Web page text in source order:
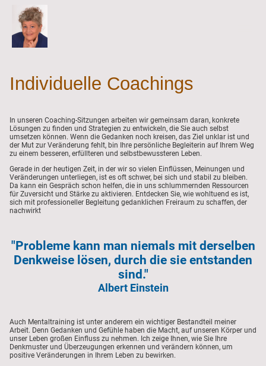
Individuelle Coachings
In unseren Coaching-Sitzungen arbeiten wir gemeinsam daran, konkrete
Lösungen zu finden und Strategien zu entwickeln, die Sie auch selbst
umsetzen können. Wenn die Gedanken noch kreisen, das Ziel unklar ist und
der Mut zur Veränderung fehlt, bin Ihre persönliche Begleiterin auf Ihrem Weg
zu einem besseren, erfüllteren und selbstbewussteren Leben.
Gerade in der heutigen Zeit, in der wir so vielen Einflüssen, Meinungen und
Veränderungen unterliegen, ist es oft schwer, bei sich und stabil zu bleiben.
Da kann ein Gespräch schon helfen, die in uns schlummernden Ressourcen
für Zuversicht und Stärke zu aktivieren. Entdecken Sie, wie wohltuend es ist,
sich mit professioneller Begleitung gedanklichen Freiraum zu schaffen, der
nachwirkt
"Probleme kann man niemals mit derselben
Denkweise lösen, durch die sie entstanden
sind."
Albert Einstein
Auch Mentaltraining ist unter anderem ein wichtiger Bestandteil meiner
Arbeit. Denn Gedanken und Gefühle haben die Macht, auf unseren Körper und
unser Leben großen Einfluss zu nehmen. Ich zeige Ihnen, wie Sie Ihre
Denkmuster und Überzeugungen erkennen und verändern können, um
positive Veränderungen in Ihrem Leben zu bewirken.